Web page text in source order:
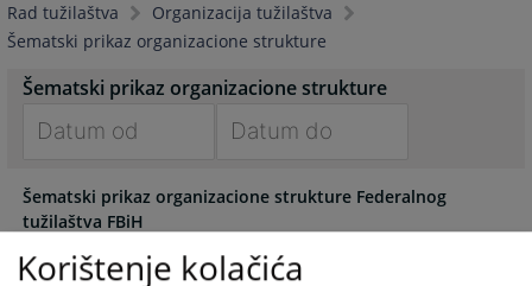
Rad tužilaštva
Organizacija tužilaštva
Šematski prikaz organizacione strukture
Šematski prikaz organizacione strukture
forward
to
interact
with
forward
interact
with
Šematski prikaz organizacione strukture Federalnog
tužilaštva FBiH
Korištenje kolačića